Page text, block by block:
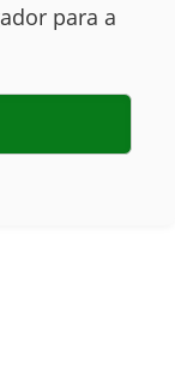
para a